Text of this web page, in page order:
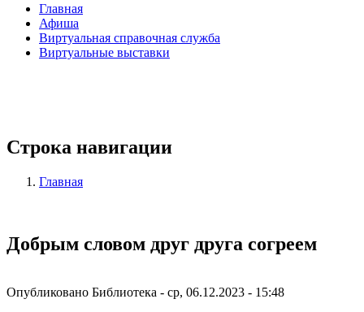
Главная
Афиша
Виртуальная справочная служба
Виртуальные выставки
Строка навигации
Главная
Добрым словом друг друга согреем
Опубликовано Библиотека - ср, 06.12.2023 - 15:48